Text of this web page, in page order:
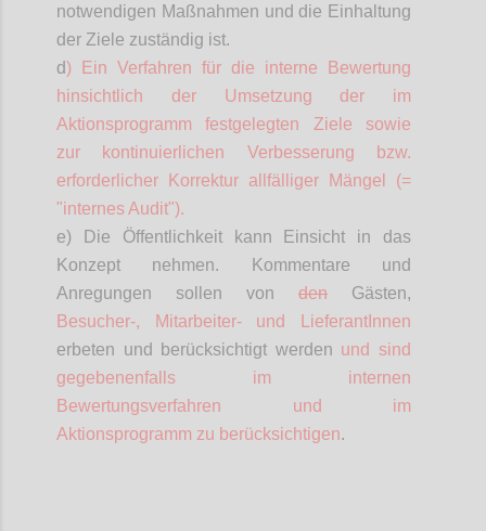
notwendigen Maßnahmen und die Einhaltung
der Ziele zuständig ist.
d) Ein Verfahren für die interne Bewertung
hinsichtlich der Umsetzung der im
Aktionsprogramm festgelegten Ziele sowie
zur kontinuierlichen Verbesserung bzw.
erforderlicher Korrektur allfälliger Mängel (=
"internes Audit").
e) Die Öffentlichkeit kann Einsicht in das
Konzept nehmen. Kommentare und
Anregungen sollen von den Gästen,
Besucher-,
Mitarbeiter- und
LieferantInnen
erbeten und berücksichtigt werden und sind
gegebenenfalls im internen
Bewertungsverfahren und im
Aktionsprogramm zu berücksichtigen.